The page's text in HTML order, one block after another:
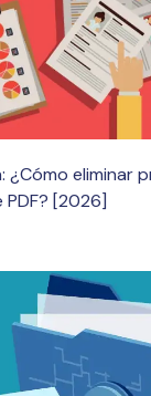
¿Cómo eliminar
[2026]